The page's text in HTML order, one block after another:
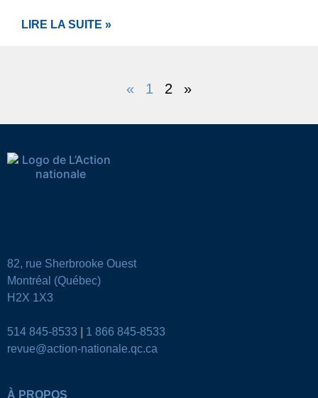
LIRE LA SUITE »
« 1 2 »
82, rue Sherbrooke Ouest
Montréal (Québec)
H2X 1X3
514 845-8533
1 866 845-8533
revue@action-nationale.qc.ca
À PROPOS